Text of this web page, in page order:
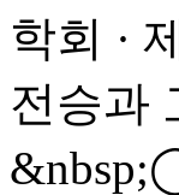
학회 ·
전승과